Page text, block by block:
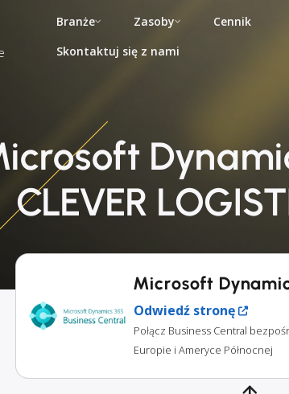
Branże Zasoby
Cennik
Skontaktuj się z nami
CLEVER
Microsoft
Odwiedź stronę
Połącz Business Central
Europie i Ameryce Północnej